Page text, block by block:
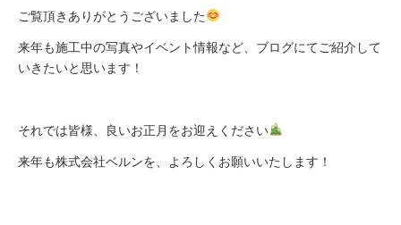
ご覧頂きありがとうございました
来年も施工中の写真やイベント情報など、ブログにてご紹介して
いきたいと思います！
それでは皆様、良いお正月をお迎えください
来年も株式会社ベルンを、よろしくお願いいたします！